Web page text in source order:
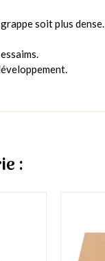
soit plus dense.
: